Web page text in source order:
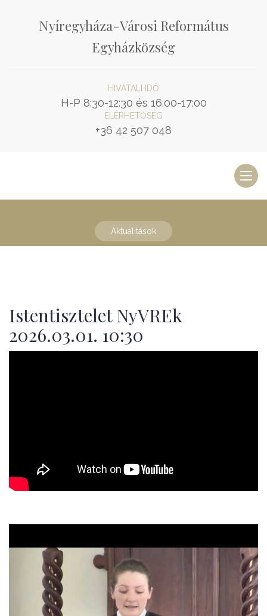
Nyíregyháza-Városi Református
Egyházközség
HIVATALI IDŐ
H-P 8:30-12:30 és 16:00-17:00
ELÉRHETŐSÉG
+36 42 507 048
Aktualitások
Istentisztelet NyVREk
2026.03.01. 10:30